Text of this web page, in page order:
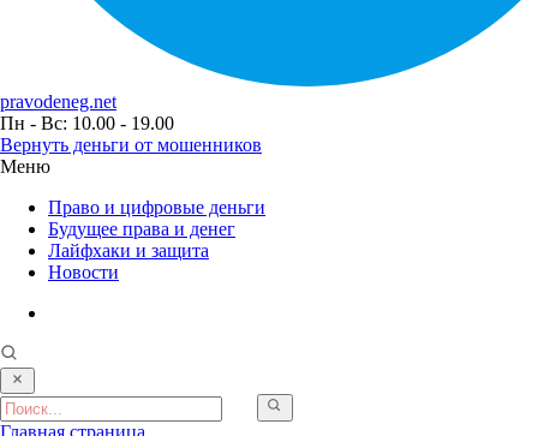
pravodeneg.net
Пн - Вс: 10.00 - 19.00
Вернуть деньги от мошенников
Меню
Право и цифровые деньги
Будущее права и денег
Лайфхаки и защита
Новости
Главная страница